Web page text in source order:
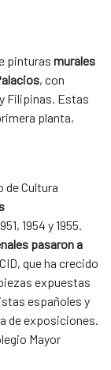
pinturas murales
, con
Filipinas. Estas
planta,
de Cultura
1954 y 1955.
pasaron a
que ha crecido
expuestas
españoles y
de exposiciones.
Mayor